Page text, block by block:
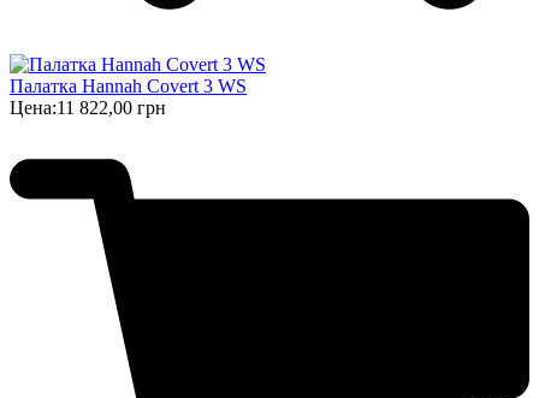
Палатка Hannah Covert 3 WS
Цена:11 822,00 грн